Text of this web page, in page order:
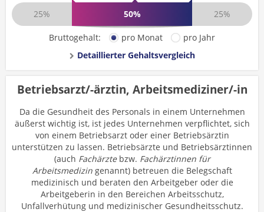
25%
50% 25%
Bruttogehalt: pro Monat
pro Jahr
Detaillierter Gehaltsvergleich
Betriebsarzt/-ärztin, Arbeitsmediziner/-in
Da die Gesundheit des Personals in einem Unternehmen
äußerst wichtig ist, ist jedes Unternehmen verpflichtet, sich
von einem Betriebsarzt oder einer Betriebsärztin
unterstützen zu lassen. Betriebsärzte und Betriebsärztinnen
(auch Fachärztebzw. Fachärztinnen für
Arbeitsmedizingenannt) betreuen die Belegschaft
medizinisch und beraten den Arbeitgeber oder die
Arbeitgeberin in den Bereichen Arbeitsschutz,
Unfallverhütung und medizinischer Gesundheitsschutz.